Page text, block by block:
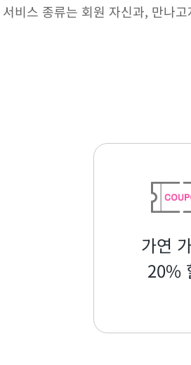
서비스 종류는 회원 자신과, 만나
가연
20%